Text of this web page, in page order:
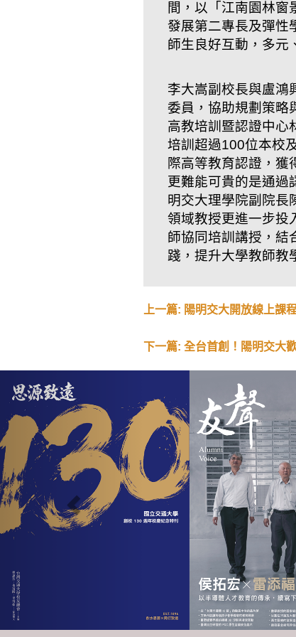
間，以「江南園林窗
發展第二專長及彈性
師生良好互動，多元
李大嵩副校長與盧鴻
委員，協助規劃策略
高教培訓暨認證中心
培訓超過100位本校
際高等教育認證，獲
更難能可貴的是通過
明交大理學院副院長
領域教授更進一步投
師協同培訓講授，結
踐，提升大學教師教
上一篇: 陽明交大開放線上課
下一篇: 全台首創！陽明交大